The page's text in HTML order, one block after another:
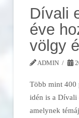
Dívali
éve
völgy
ADMIN
Több mint 400
idén is a Dívali
amelynek